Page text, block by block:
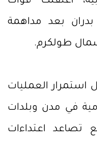
بعد مداهمة
طولكرم.
العمليات
في مدن وبلدات
تصاعد اعتداءات